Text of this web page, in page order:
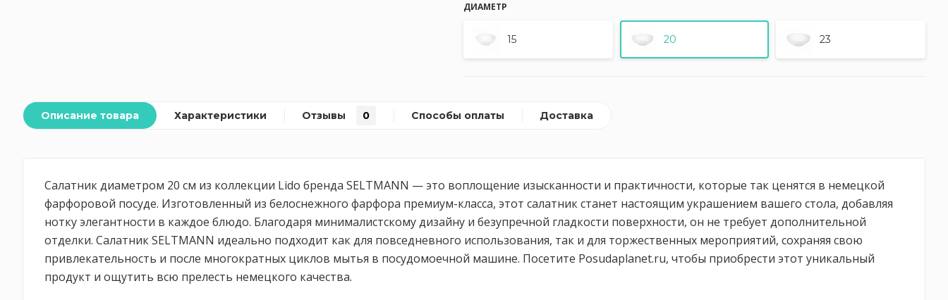
ДИАМЕТР
15 20 23
Описание товара Характеристики Отзывы 0 Способы оплаты Доставка
Салатник диаметром 20 см из коллекции Lido бренда SELTMANN — это воплощение изысканности и практичности, которые так ценятся в немецкой
фарфоровой посуде. Изготовленный из белоснежного фарфора премиум-класса, этот салатник станет настоящим украшением вашего стола, добавляя
нотку элегантности в каждое блюдо. Благодаря минималистскому дизайну и безупречной гладкости поверхности, он не требует дополнительной
отделки. Салатник SELTMANN идеально подходит как для повседневного использования, так и для торжественных мероприятий, сохраняя свою
привлекательность и после многократных циклов мытья в посудомоечной машине. Посетите Posudaplanet.ru, чтобы приобрести этот уникальный
продукт и ощутить всю прелесть немецкого качества.